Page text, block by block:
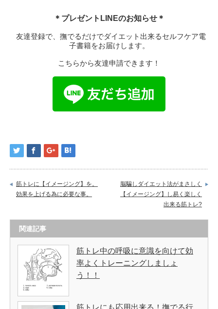
＊プレゼントLINEのお知らせ＊
友達登録で、撫でるだけでダイエット出来るセルフケア電
子書籍をお届けします。
こちらから友達申請できます！
筋トレに【イメージング】を。
効果を上げる為に必要な事。
脳騙しダイエット法がまさしく
【イメージング】し易く楽しく
出来る筋トレ?
関連記事
筋トレ中の呼吸に意識を向けて効
率よくトレーニングしましょ
う！！
筋トレにも応用出来る！撫でる行